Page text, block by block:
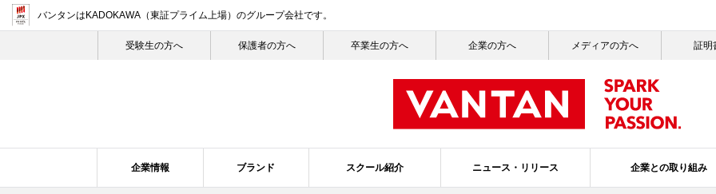
バンタンはKADOKAWA（東証プライム上場） のグループ会社です。
受験生の⽅へ 保護者の方へ 卒業生の方へ 企業の方へ メディアの方へ 証明
企業情報 ブランド スクール紹介 ニュース・リリース 企業との取り組み